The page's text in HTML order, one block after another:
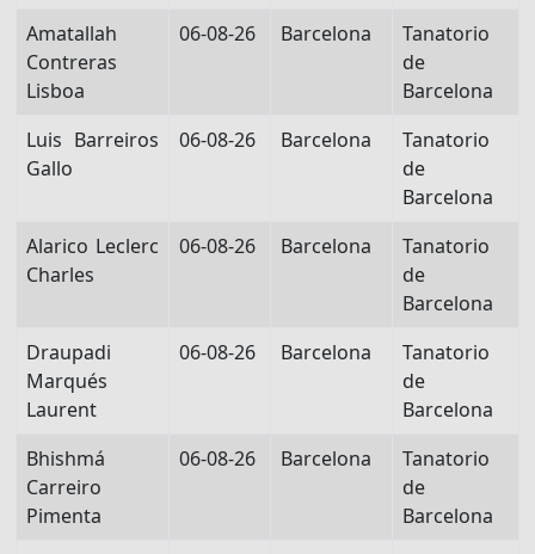
Amatallah
Contreras
Lisboa
06-08-26 Barcelona
Tanatorio
de
Barcelona
Luis Barreiros
Gallo
06-08-26 Barcelona
Tanatorio
de
Barcelona
Alarico Leclerc
Charles
06-08-26 Barcelona
Tanatorio
de
Barcelona
Draupadi
Marqués
Laurent
06-08-26 Barcelona
Tanatorio
de
Barcelona
Bhishmá
Carreiro
Pimenta
06-08-26 Barcelona
Tanatorio
de
Barcelona